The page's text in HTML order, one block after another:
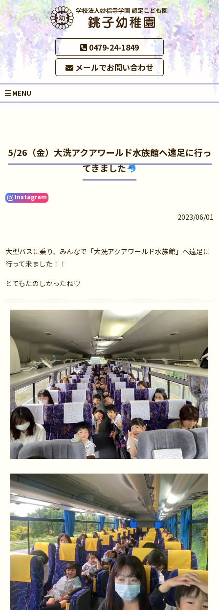
0479-24-1849
メールでお問い合わせ
MENU
5/26（金）大洗アクアワールド水族館へ遠足に行っ
てきました
Instagram
2023/06/01
大型バスに乗り、みんなで「大洗アクアワールド水族館」へ遠足に
行って来ました！！
とてもたのしかったね♡